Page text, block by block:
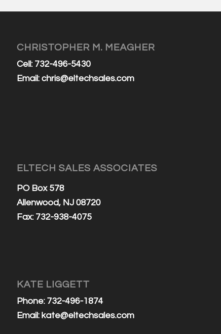
CHRISTOPHER M. MEAGHER
Cell: 732-496-5430
Email: chris@eltechsales.com
ELTECH SALES ASSOCIATES
PO Box 578
Allenwood, NJ 08720
Fax: 732-938-4075
KATE LIGGETT
Phone: 732-496-1874
Email: kate@eltechsales.com